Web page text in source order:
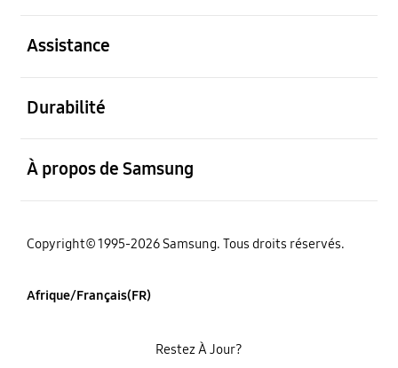
Assistance
Durabilité
À propos de Samsung
Copyright© 1995-2026 Samsung. Tous droits réservés.
Afrique/Français(FR)
Restez À Jour?